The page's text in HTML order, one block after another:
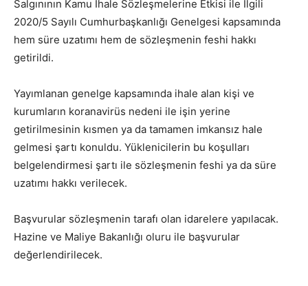
Salgınının Kamu İhale Sözleşmelerine Etkisi ile İlgili
2020/5 Sayılı Cumhurbaşkanlığı Genelgesi kapsamında
hem süre uzatımı hem de sözleşmenin feshi hakkı
getirildi.
Yayımlanan genelge kapsamında ihale alan kişi ve
kurumların koranavirüs nedeni ile işin yerine
getirilmesinin kısmen ya da tamamen imkansız hale
gelmesi şartı konuldu. Yüklenicilerin bu koşulları
belgelendirmesi şartı ile sözleşmenin feshi ya da süre
uzatımı hakkı verilecek.
Başvurular sözleşmenin tarafı olan idarelere yapılacak.
Hazine ve Maliye Bakanlığı oluru ile başvurular
değerlendirilecek.